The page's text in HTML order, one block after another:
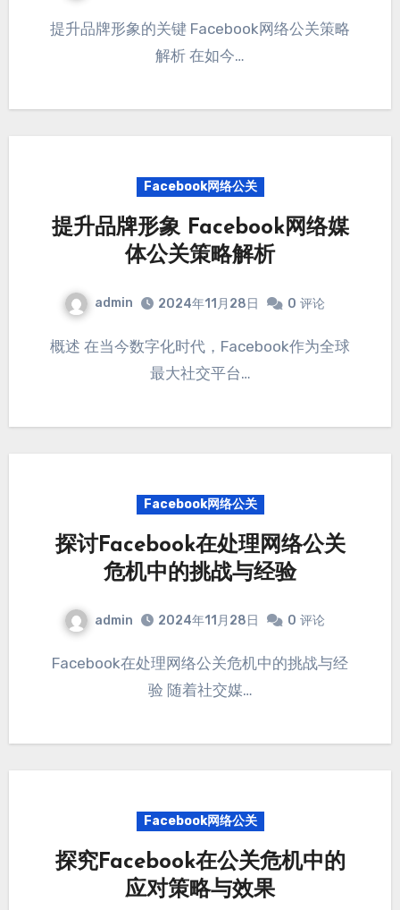
提升品牌形象的关键 Facebook网络公关策略
解析 在如今…
Facebook网络公关
提升品牌形象 Facebook网络媒
体公关策略解析
admin 2024年11月28日 0 评论
概述 在当今数字化时代，Facebook作为全球
最大社交平台…
Facebook网络公关
探讨Facebook在处理网络公关
危机中的挑战与经验
admin 2024年11月28日 0 评论
Facebook在处理网络公关危机中的挑战与经
验 随着社交媒…
Facebook网络公关
探究Facebook在公关危机中的
应对策略与效果